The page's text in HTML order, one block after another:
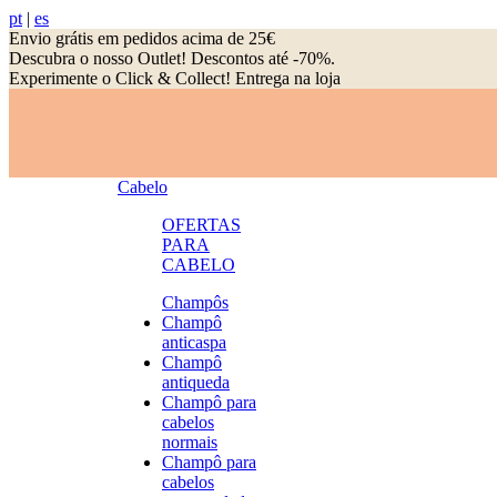
pt | es
Envio grátis em pedidos acima de 25€
Descubra o nosso Outlet! Descontos até -70%.
Experimente o Click & Collect! Entrega na loja
Cabelo
OFERTAS
PARA
CABELO
Champôs
Champô
anticaspa
Champô
antiqueda
Champô para
cabelos
normais
Champô para
cabelos